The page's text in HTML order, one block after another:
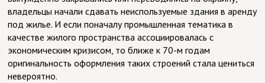
владельцы начали сдавать неиспользуемые здания в аренду
под жилье. И если поначалу промышленная тематика в
качестве жилого пространства ассоциировалась с
экономическим кризисом, то ближе к 70-м годам
оригинальность оформления таких строений стала цениться
невероятно.